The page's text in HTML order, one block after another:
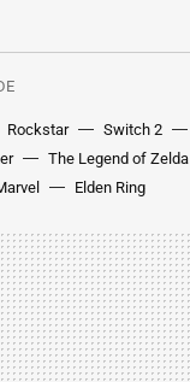
Rockstar
Switch 2
The Legend of Zelda
Elden Ring